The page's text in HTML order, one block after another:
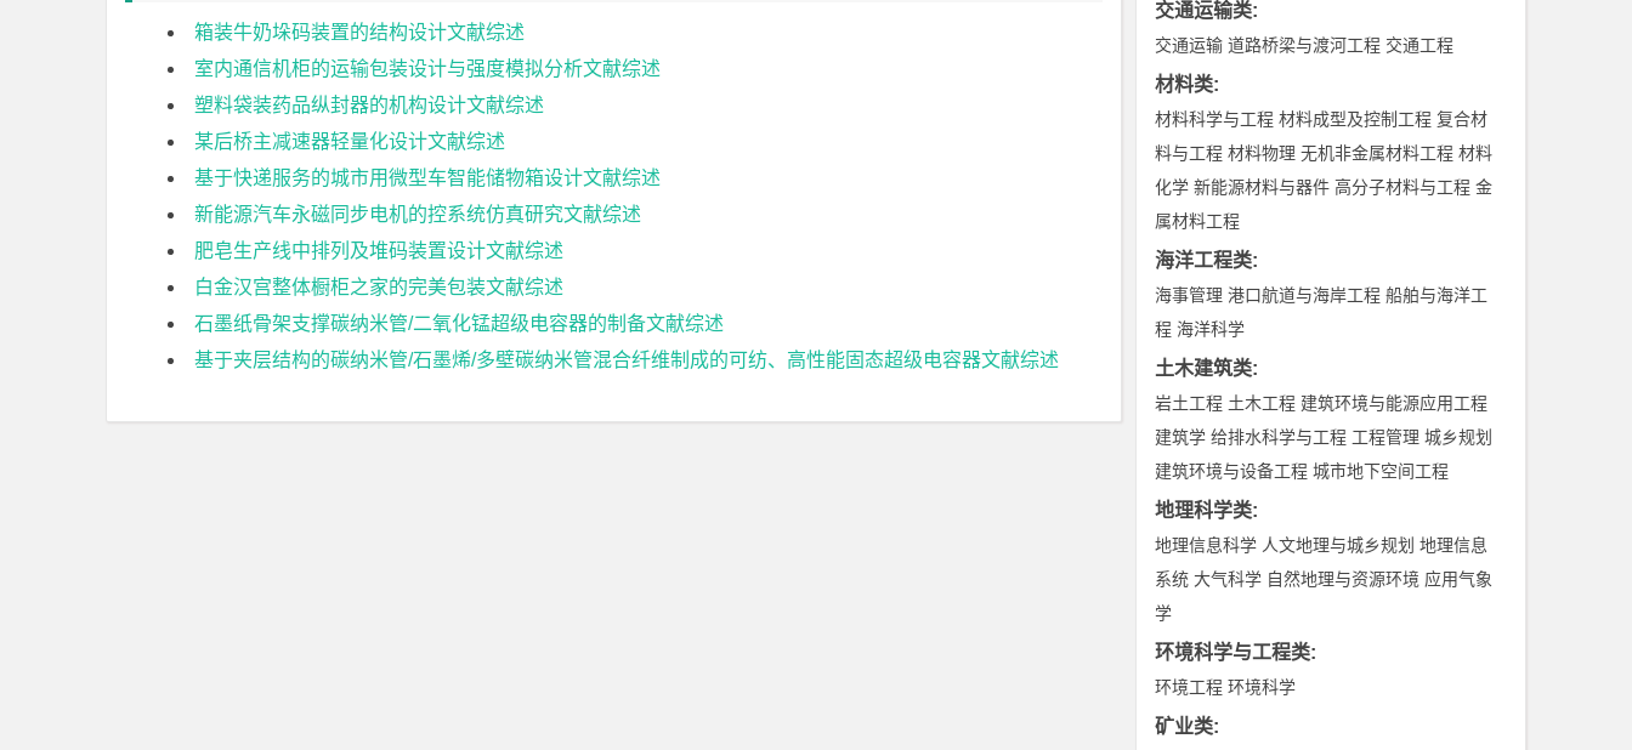
箱装牛奶垛码装置的结构设计文献综述
室内通信机柜的运输包装设计与强度模拟分析文献综述
塑料袋装药品纵封器的机构设计文献综述
某后桥主减速器轻量化设计文献综述
基于快递服务的城市用微型车智能储物箱设计文献综述
新能源汽车永磁同步电机的控系统仿真研究文献综述
肥皂生产线中排列及堆码装置设计文献综述
白金汉宫整体橱柜之家的完美包装文献综述
石墨纸骨架支撑碳纳米管/二氧化锰超级电容器的制备文献综述
基于夹层结构的碳纳米管/石墨烯/多壁碳纳米管混合纤维制成的可纺、高性能固态超级电容器文献综述
交通运输类:
交通运输 道路桥梁与渡河工程 交通工程
材料类:
材料科学与工程 材料成型及控制工程 复合材
料与工程 材料物理 无机非金属材料工程 材料
化学 新能源材料与器件 高分子材料与工程 金
属材料工程
海洋工程类:
海事管理 港口航道与海岸工程 船舶与海洋工
程 海洋科学
土木建筑类:
岩土工程 土木工程 建筑环境与能源应用工程
建筑学 给排水科学与工程 工程管理 城乡规划
建筑环境与设备工程 城市地下空间工程
地理科学类:
地理信息科学 人文地理与城乡规划 地理信息
系统 大气科学 自然地理与资源环境 应用气象
学
环境科学与工程类:
环境工程 环境科学
矿业类: